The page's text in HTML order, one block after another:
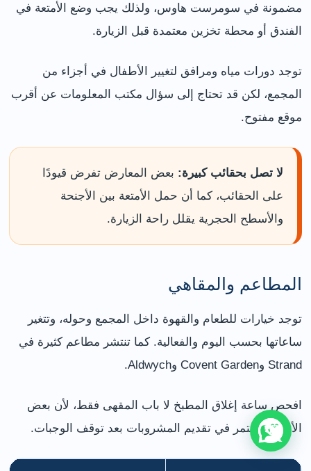
مضمونة في سومرست هاوس، ولذلك يجب وضع الأمتعة في
الفندق أو محطة تخزين معتمدة قبل الزيارة.
توجد دورات مياه ومرافق لتغيير الأطفال في أجزاء من
المجمع، لكن قد تحتاج إلى سؤال مكتب المعلومات عن أقرب
موقع مفتوح.
لا تصل بحقائب كبيرة: بعض المعارض تفرض قيودًا
على الحقائب، كما أن حمل الأمتعة بين الأجنحة
والأسطح الحجرية يقلل راحة الزيارة.
المطاعم والمقاهي
توجد خيارات للطعام والقهوة داخل المجمع وحوله، وتتغير
ساعاتها بحسب اليوم والفعالية. كما تنتشر مطاعم كثيرة في
Strand وCovent Garden وAldwych.
افحص ساعة إغلاق المطبخ لا باب المقهى فقط، لأن بعض
الأماكن تستمر في تقديم المشروبات بعد توقف الوجبات.